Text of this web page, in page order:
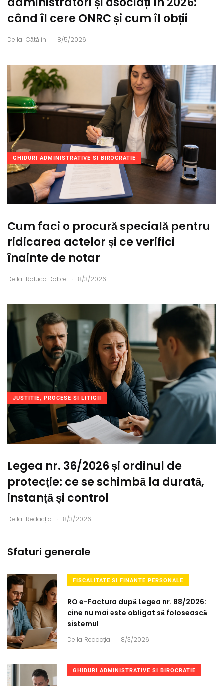
când îl cere ONRC și cum îl obții
De la Cătălin . 8/5/2026
GHIDURI ADMINISTRATIVE SI BIROCRATIE
Cum faci o procură specială pentru
ridicarea actelor și ce verifici
înainte de notar
De la Raluca Dobre . 8/3/2026
JUSTITIE, PROCESE SI LITIGII
Legea nr. 36/2026 și ordinul de
protecție: ce se schimbă la durată,
instanță și control
De la Redacția . 8/3/2026
Sfaturi generale
FISCALITATE SI FINANTE PERSONALE
RO e-Factura după Legea nr. 88/2026:
cine nu mai este obligat să folosească
sistemul
De la Redacția . 8/3/2026
GHIDURI ADMINISTRATIVE SI BIROCRATIE